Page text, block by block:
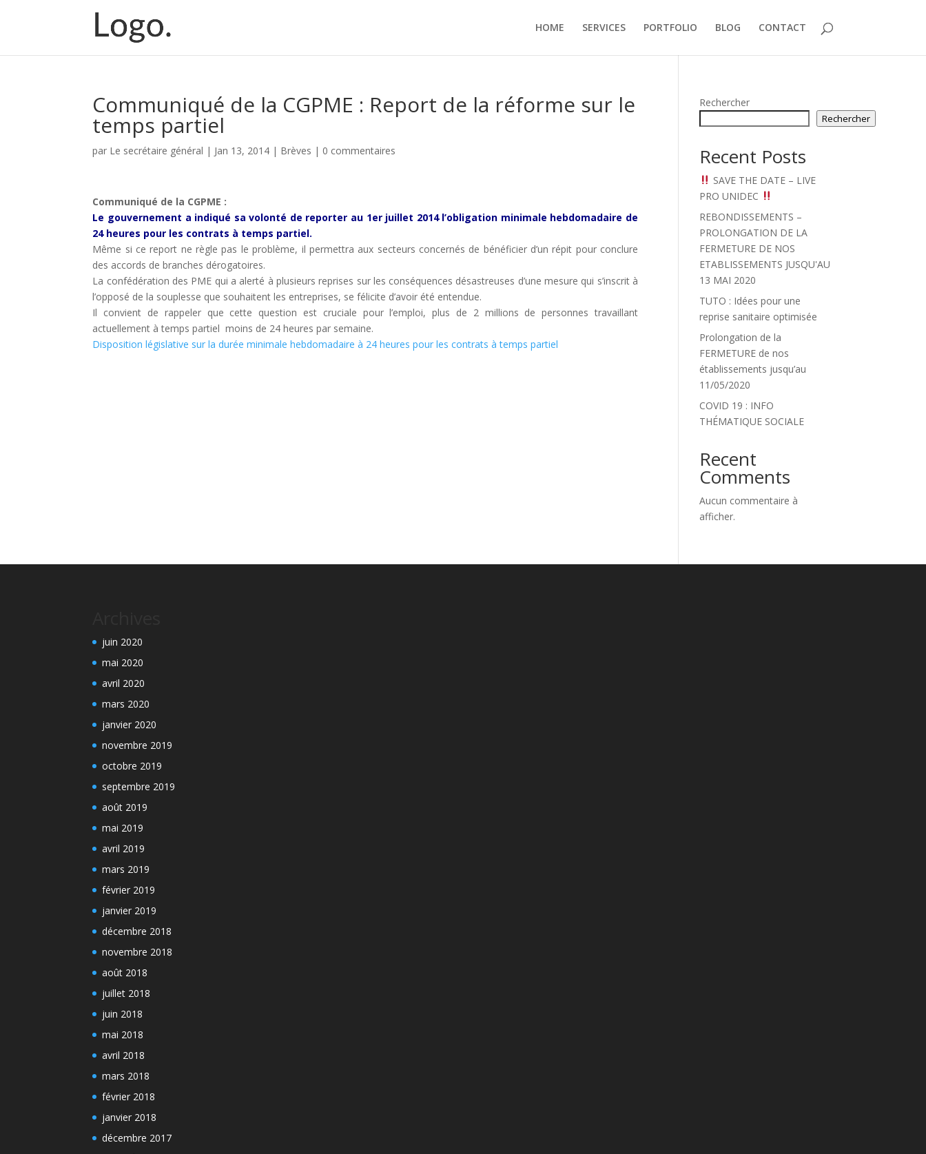
HOME SERVICES PORTFOLIO BLOG CONTACT
Communiqué de la CGPME : Report de la réforme sur le
temps partiel
par Le secrétaire général | Jan 13, 2014 | Brèves | 0 commentaires
Communiqué de la CGPME :
Le gouvernement a indiqué sa volonté de reporter au 1er juillet 2014 l’obligation minimale hebdomadaire de
24 heures pour les contrats à temps partiel.
Même si ce report ne règle pas le problème, il permettra aux secteurs concernés de bénéficier d’un répit pour conclure
des accords de branches dérogatoires.
La confédération des PME qui a alerté à plusieurs reprises sur les conséquences désastreuses d’une mesure qui s’inscrit à
l’opposé de la souplesse que souhaitent les entreprises, se félicite d’avoir été entendue.
Il convient de rappeler que cette question est cruciale pour l’emploi, plus de 2 millions de personnes travaillant
actuellement à temps partiel moins de 24 heures par semaine.
Disposition législative sur la durée minimale hebdomadaire à 24 heures pour les contrats à temps partiel
Rechercher
Rechercher
Recent Posts
SAVE THE DATE – LIVE
PRO UNIDEC
REBONDISSEMENTS –
PROLONGATION DE LA
FERMETURE DE NOS
ETABLISSEMENTS JUSQU'AU
13 MAI 2020
TUTO : Idées pour une
reprise sanitaire optimisée
Prolongation de la
FERMETURE de nos
établissements jusqu’au
11/05/2020
COVID 19 : INFO
THÉMATIQUE SOCIALE
Recent
Comments
Aucun commentaire à
afficher.
juin 2020
mai 2020
avril 2020
mars 2020
janvier 2020
novembre 2019
octobre 2019
septembre 2019
août 2019
mai 2019
avril 2019
mars 2019
février 2019
janvier 2019
décembre 2018
novembre 2018
août 2018
juillet 2018
juin 2018
mai 2018
avril 2018
mars 2018
février 2018
janvier 2018
décembre 2017